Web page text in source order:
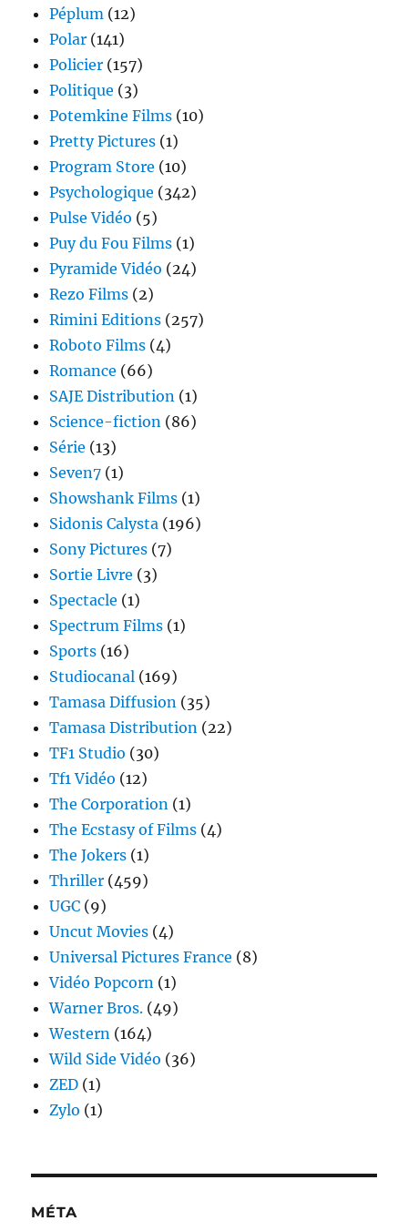
Péplum (12)
Polar (141)
Policier (157)
Politique (3)
Potemkine Films (10)
Pretty Pictures (1)
Program Store (10)
Psychologique (342)
Pulse Vidéo (5)
Puy du Fou Films (1)
Pyramide Vidéo (24)
Rezo Films (2)
Rimini Editions (257)
Roboto Films (4)
Romance (66)
SAJE Distribution (1)
Science-fiction (86)
Série (13)
Seven7 (1)
Showshank Films (1)
Sidonis Calysta (196)
Sony Pictures (7)
Sortie Livre (3)
Spectacle (1)
Spectrum Films (1)
Sports (16)
Studiocanal (169)
Tamasa Diffusion (35)
Tamasa Distribution (22)
TF1 Studio (30)
Tf1 Vidéo (12)
The Corporation (1)
The Ecstasy of Films (4)
The Jokers (1)
Thriller (459)
UGC (9)
Uncut Movies (4)
Universal Pictures France (8)
Vidéo Popcorn (1)
Warner Bros. (49)
Western (164)
Wild Side Vidéo (36)
ZED (1)
Zylo (1)
MÉTA